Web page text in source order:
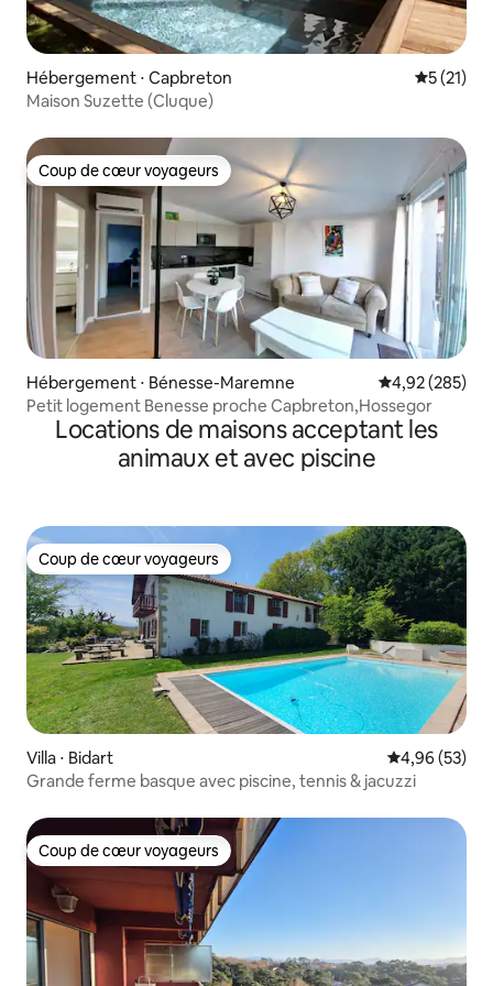
Hébergement ⋅ Capbreton
5 (21)
Maison Suzette (Cluque)
Coup de cœur voyageurs
Coup de cœur voyageurs
Hébergement ⋅ Bénesse-Maremne Évaluation
4,92 (285)
Petit logement Benesse proche Capbreton,Hossegor
Locations de maisons acceptant les
animaux et avec piscine
Coup de cœur voyageurs
Coup de cœur voyageurs
Villa ⋅ Bidart Évaluation
4,96 (53)
Grande ferme basque avec piscine, tennis & jacuzzi
Coup de cœur voyageurs
Coup de cœur voyageurs